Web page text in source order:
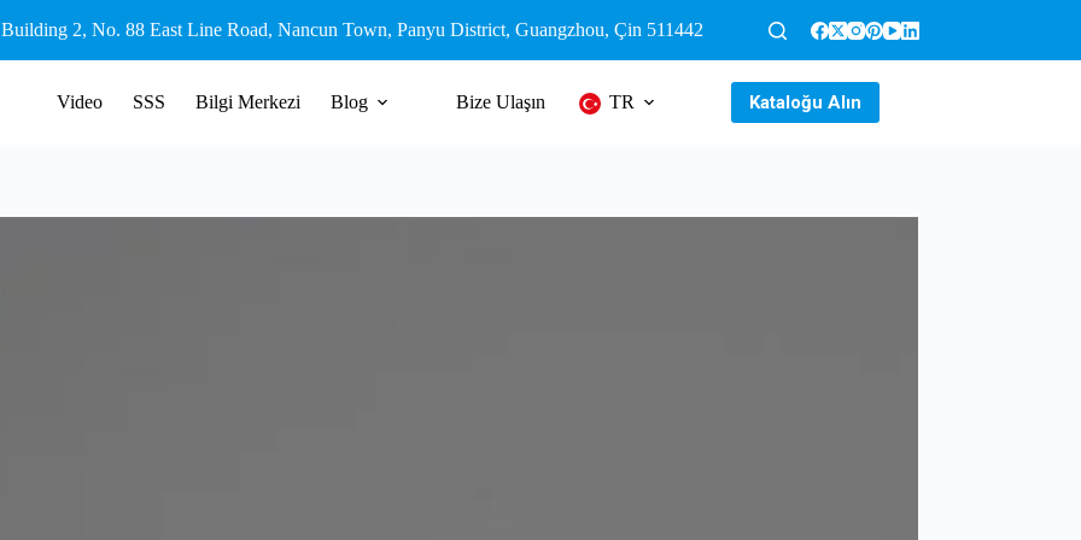
2, No. 88 East Line Road, Nancun Town, Panyu District, Guangzhou, Çin 511442
Video SSS Bilgi Merkezi Blog Bize Ulaşın TR Kataloğu Alın